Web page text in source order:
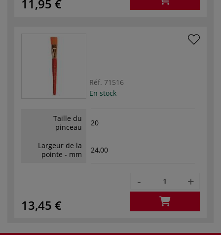
11,95 €
Réf. 71516
En stock
Taille du
pinceau
20
Largeur de la
pointe - mm
24,00
13,45 €
- +